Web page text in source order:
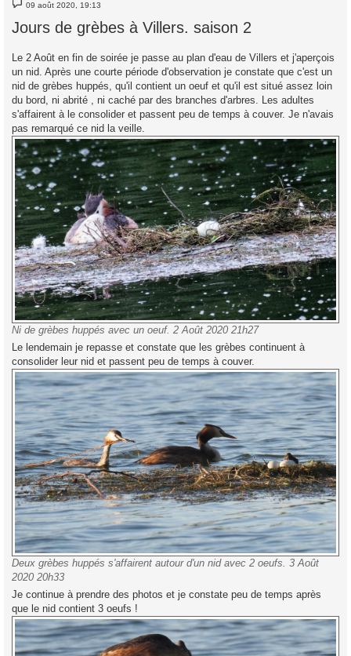
s
e
09 août 2020, 19:13
Jours de grèbes à Villers. saison 2
Le 2 Août en fin de soirée je passe au plan d'eau de Villers et j'aperçois
un nid. Après une courte période d'observation je constate que c'est un
nid de grèbes huppés, qu'il contient un oeuf et qu'il est situé assez loin
du bord, ni abrité , ni caché par des branches d'arbres. Les adultes
s'affairent à le consolider et passent peu de temps à couver. Je n'avais
pas remarqué ce nid la veille.
Ni de grèbes huppés avec un oeuf. 2 Août 2020 21h27
Le lendemain je repasse et constate que les grèbes continuent à
consolider leur nid et passent peu de temps à couver.
Deux grèbes huppés s'affairent autour d'un nid avec 2 oeufs. 3 Août
2020 20h33
Je continue à prendre des photos et je constate peu de temps après
que le nid contient 3 oeufs !